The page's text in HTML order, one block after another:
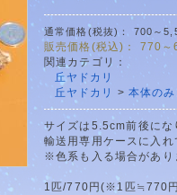
通常価格(税抜)： 700～
販売価格(税込)：
770～
関連カテゴリ：
丘ヤドカリ
丘ヤドカリ
> 本体のみ
サイズは5.5cm前後にな
輸送用専用ケースに入
※色系も入る場合があり
1匹/770円(※1匹≒770